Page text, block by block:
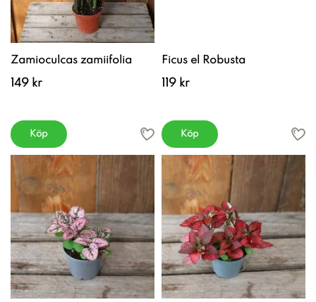
Zamioculcas zamiifolia
149 kr
Köp
Ficus el Robusta
119 kr
Köp